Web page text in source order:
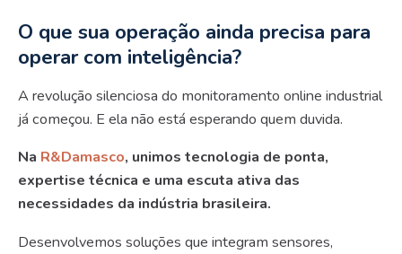
O que sua operação ainda precisa para
operar com inteligência?
A revolução silenciosa do monitoramento online industrial
já começou. E ela não está esperando quem duvida.
Na R&Damasco, unimos tecnologia de ponta,
expertise técnica e uma escuta ativa das
necessidades da indústria brasileira.
Desenvolvemos soluções que integram sensores,